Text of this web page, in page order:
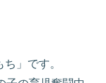
」です。